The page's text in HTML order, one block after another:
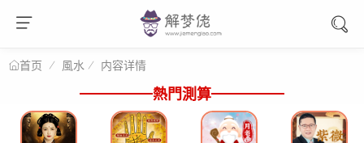
首页 風水 内容详情
熱門測算